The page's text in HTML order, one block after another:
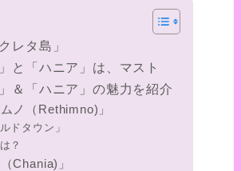
レタ島」
と「ハニア」は、マスト
＆「ハニア」の魅力を紹介
ノ（Rethimno)」
ドタウン」
？
Chania)」